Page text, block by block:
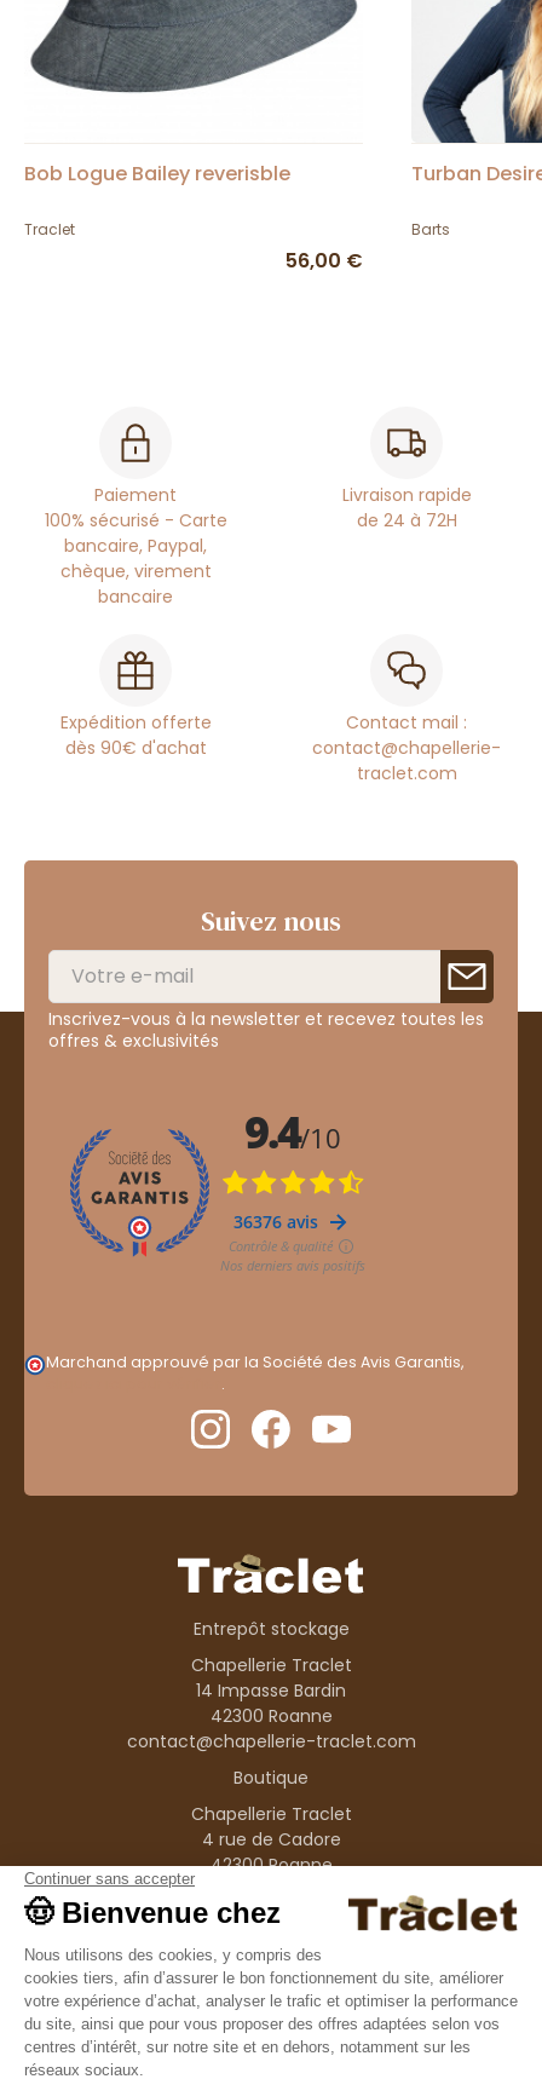
Bob Logue Bailey reverisble
Traclet
56,00 €
Turban
Barts
Paiement
100% sécurisé - Carte
bancaire, Paypal,
chèque, virement
bancaire
Livraison rapide
de 24 à 72H
Expédition offerte
dès 90€ d'achat
Contact mail :
contact@chapellerie-
traclet.com
Suivez nous
Inscrivez-vous à la newsletter et recevez toutes les
offres & exclusivités
Marchand approuvé par la Société des Avis Garantis,
.
Entrepôt stockage
Chapellerie Traclet
14 Impasse Bardin
42300 Roanne
contact@chapellerie-traclet.com
Boutique
Chapellerie Traclet
4 rue de Cadore
42300 Roanne
Produits
Nos marques